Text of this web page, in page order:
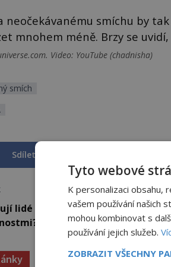
neočekávanému smíchu by
mnohem méně. Brzy se
Video: YouTube (chadnisha)
smích
Sdílet na Facebooku
lidé s tajemnými
Tyto webové
K personalizaci obsahu,
vašem používání našich
mohou kombinovat s
používání jejich služeb.
ZOBRAZIT VŠECHNY